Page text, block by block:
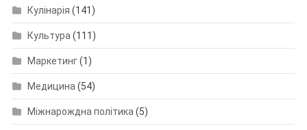
Кулінарія (141)
Культура (111)
Маркетинг(1)
Медицина (54)
Міжнарождна політика (5)